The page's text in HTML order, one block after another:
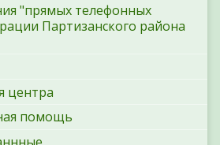
"прямых телефонных
Партизанского района
центра
помощь